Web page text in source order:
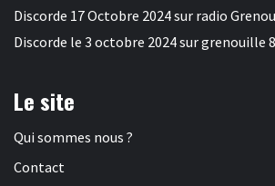
Discorde 17 Octobre 2024 sur radio
Discorde le 3 octobre 2024 sur grenouille
Le site
Qui sommes nous ?
Contact